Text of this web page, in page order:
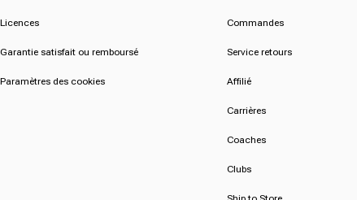
Licences
Garantie satisfait ou remboursé
Paramètres des cookies
Commandes
Service retours
Affilié
Carrières
Coaches
Clubs